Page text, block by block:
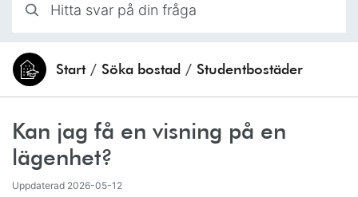
Du är här:Start / Söka bostad / Studentbostäder
Kan jag få en visning på en
lägenhet?
Uppdaterad 2026-05-12